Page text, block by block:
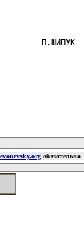
П.ШИПУК
обязательна